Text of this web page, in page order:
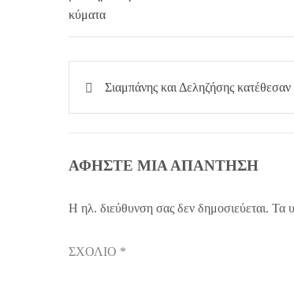
Πλοήγηση
Σιαμπάνης και Δεληζήσης κατέθεσαν
ΑΦΉΣΤΕ ΜΙΑ ΑΠΆΝΤΗΣΗ
Η ηλ. διεύθυνση σας δεν δημοσιεύεται. Τα
ΣΧΌΛΙΟ *